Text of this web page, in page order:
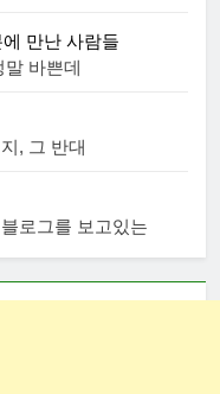
만난 사람들
바쁜데
, 그 반대
로그를 보고있는